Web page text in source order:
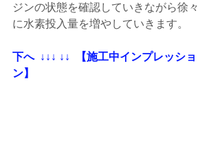
ジンの状態を確認していきながら徐々
に水素投入量を増やしていきます。
下へ  ↓↓↓ ↓↓  【施工中インプレッショ
ン】